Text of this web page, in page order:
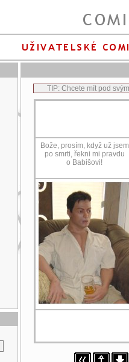
TIP: Chcete mít pod
Bože, prosím, když už jsem
po smrti, řekni mi pravdu
o Babišovi!